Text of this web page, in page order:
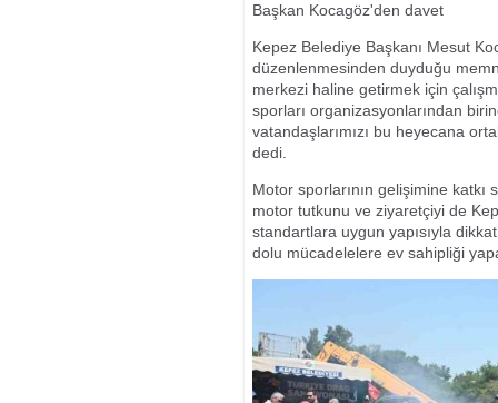
Başkan Kocagöz'den davet
Kepez Belediye Başkanı Mesut
düzenlenmesinden duyduğu
merkezi haline getirmek için
sporları organizasyonlarından
vatandaşlarımızı bu heyecana
dedi.
Motor sporlarının gelişimine katkı
motor tutkunu ve ziyaretçiyi de
standartlara uygun yapısıyla
dolu mücadelelere ev sahipliği